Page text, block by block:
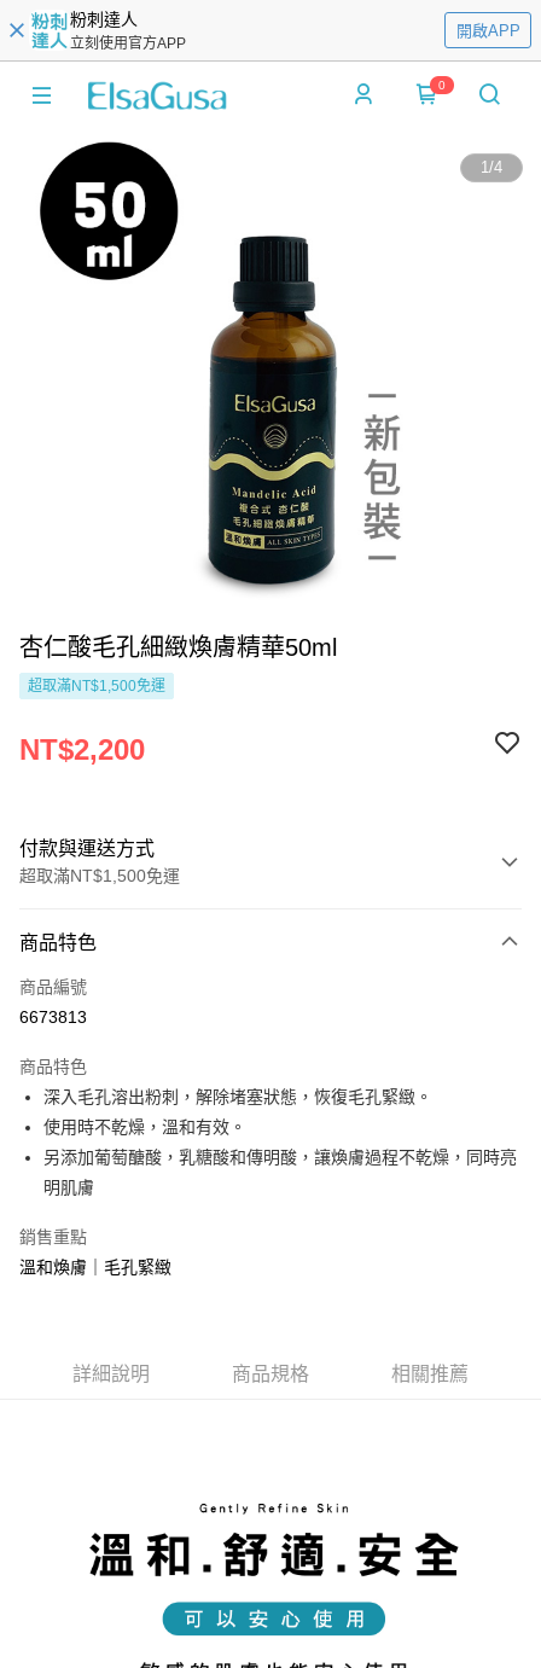
粉刺達人
立刻使用官方APP
開啟APP
0
1/4
杏仁酸毛孔細緻煥膚精華50ml
超取滿NT$1,500免運
NT$2,200
付款與運送方式
超取滿NT$1,500免運
信用卡一次付款
Apple Pay
ATM付款
運送方式
付款後全家取貨
付款後7-11取貨
每筆NT$80，滿NT$1,500(含以上)免運費
商品特色
商品編號
6673813
商品特色
深入毛孔溶出粉刺，解除堵塞狀態，恢復毛孔緊緻。
使用時不乾燥，溫和有效。
另添加葡萄醣酸，乳糖酸和傳明酸，讓煥膚過程不乾燥，同時亮
明肌膚
銷售重點
溫和煥膚｜毛孔緊緻
詳細說明 商品規格 相關推薦